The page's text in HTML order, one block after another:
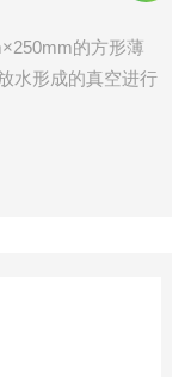
的方形薄
水形成的真空进行
方式。适用于各种
板纸样干燥器纸样